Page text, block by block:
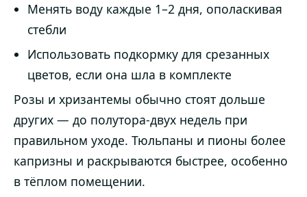
Менять воду каждые 1–2 дня, ополаскивая
стебли
Использовать подкормку для срезанных
цветов, если она шла в комплекте
Розы и хризантемы обычно стоят дольше
других — до полутора-двух недель при
правильном уходе. Тюльпаны и пионы более
капризны и раскрываются быстрее, особенно
в тёплом помещении.